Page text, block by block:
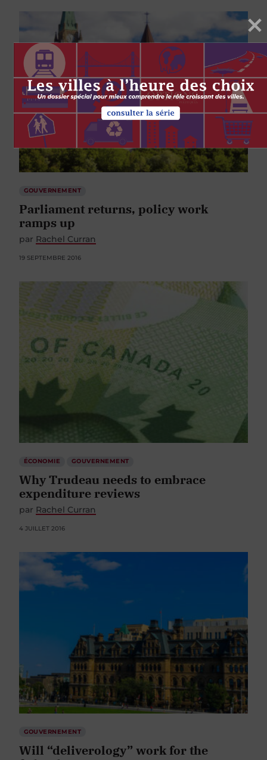
GOUVERNEMENT
Parliament returns, policy work
ramps up
par Rachel Curran
19 SEPTEMBRE 2016
ÉCONOMIE GOUVERNEMENT
Why Trudeau needs to embrace
expenditure reviews
par Rachel Curran
4 JUILLET 2016
GOUVERNEMENT
Will “deliverology” work for the